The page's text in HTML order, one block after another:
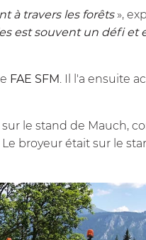
à travers les forêts»,
est souvent un défi et
FAE SFM. Il l'a ensuite
le stand de Mauch,
broyeur était sur le